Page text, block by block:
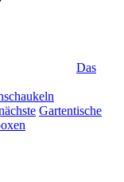
Das
Gartentische